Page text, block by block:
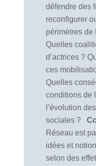
défendre des
reconfigurer
périmètres de
Quelles
d’actrices ?
ces
Quelles
conditions de
l’évolution
sociales ?
Réseau est
idées et
selon des